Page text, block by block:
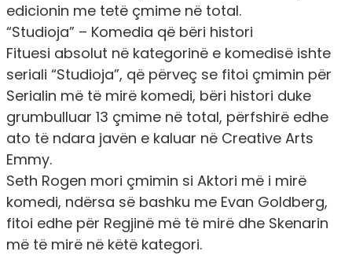
edicionin me tetë çmime në total.
“Studioja” – Komedia që bëri histori
Fituesi absolut në kategorinë e komedisë ishte
seriali “Studioja”, që përveç se fitoi çmimin për
Serialin më të mirë komedi, bëri histori duke
grumbulluar 13 çmime në total, përfshirë edhe
ato të ndara javën e kaluar në Creative Arts
Emmy.
Seth Rogen mori çmimin si Aktori më i mirë
komedi, ndërsa së bashku me Evan Goldberg,
fitoi edhe për Regjinë më të mirë dhe Skenarin
më të mirë në këtë kategori.